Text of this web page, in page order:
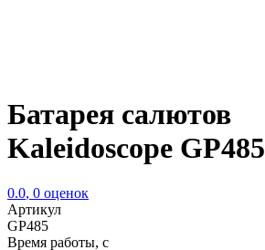
Батарея салютов
Kaleidoscope GP485
0.0, 0 оценок
Артикул
GP485
Время работы, с